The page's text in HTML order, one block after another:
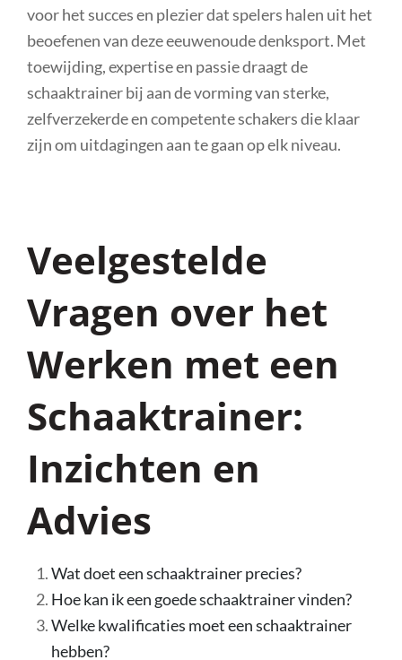
voor het succes en plezier dat spelers halen uit het
beoefenen van deze eeuwenoude denksport. Met
toewijding, expertise en passie draagt de
schaaktrainer bij aan de vorming van sterke,
zelfverzekerde en competente schakers die klaar
zijn om uitdagingen aan te gaan op elk niveau.
Veelgestelde
Vragen over het
Werken met een
Schaaktrainer:
Inzichten en
Advies
Wat doet een schaaktrainer precies?
Hoe kan ik een goede schaaktrainer vinden?
Welke kwalificaties moet een schaaktrainer
hebben?